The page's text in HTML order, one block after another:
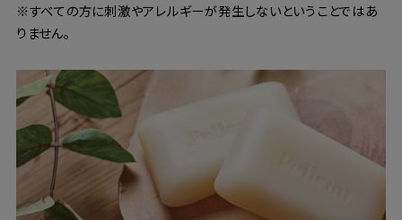
※すべての方に刺激やアレルギーが発生しないということではあ
りません。